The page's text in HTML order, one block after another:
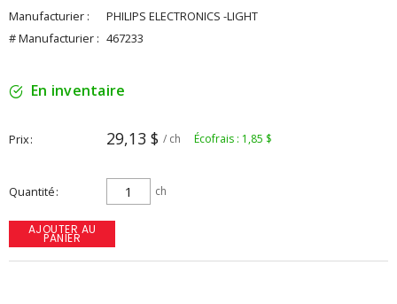
Manufacturier :
PHILIPS ELECTRONICS -LIGHT
# Manufacturier : 467233
En inventaire
Prix 29,13 $ / ch Écofrais : 1,85 $
Quantité ch
AJOUTER AU
PANIER